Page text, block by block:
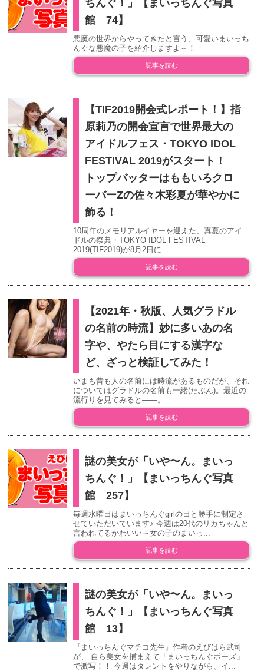
ちんぐ！」【まいっちんぐ写真
館 74】
悪魔の世界からやってきたと言う、可愛いまいっち
んぐな悪魔の子を紹介しますよ～！
記事を読む
【TIF2019開会式レポート！】指
原莉乃の開会宣言で世界最大の
アイドルフェス・TOKYO IDOL
FESTIVAL 2019がスタート！
トップバッターはももいろクロ
ーバーZの佐々木彩夏が華やかに
飾る！
10周年のメモリアルイヤーを迎えた、真夏のアイ
ドルの祭典・TOKYO IDOL FESTIVAL
2019(TIF2019)が8月2日に...
記事を読む
【2021年・秋版、人気グラドル
の名前の時流】妙に多いあの名
字や、やたら目にする漢字な
ど、ざっと検証してみた！
いまも昔も人の名前には時流があるものだが、それ
についてはグラドルの名前も一緒(たぶん)。最近の
流行りを見てみると――。
記事を読む
謎の美女が「いや〜ん。まいっ
ちんぐ！」【まいっちんぐ写真
館 257】
毎週水曜日はまいっちんぐgirlの日と勝手に制定さ
せていただいています♪ 今週は20代のリカちゃんと
言われてるかわいい～女の子のまいっ...
記事を読む
謎の美女が「いや〜ん。まいっ
ちんぐ！」【まいっちんぐ写真
館 13】
『まいっちんぐマチコ先生』作者のえびはら武司
が、 自ら美女を捕まえて「まいっちんぐポーズ」
で激写！！ 今週はタレントをやりながら、イ...